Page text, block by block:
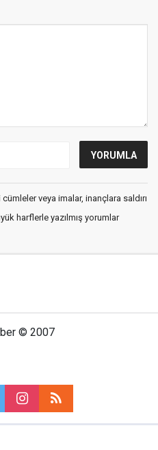
veya imalar, inançlara saldırı
harflerle yazılmış yorumlar
© 2007